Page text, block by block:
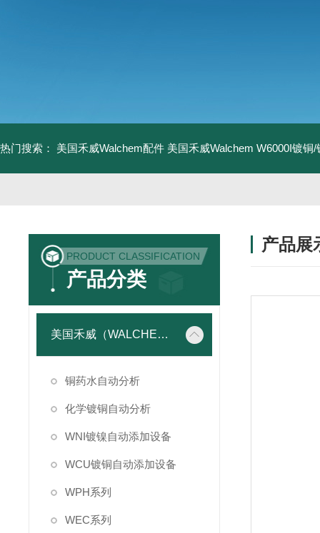
热门搜索： 美国禾威Walchem配件 美国禾威Walchem W6000I镀铜
PRODUCT CLASSIFICATION
产品分类
美国禾威（WALCHEM）自动添加控制器
铜药水自动分析
化学镀铜自动分析
WNI镀镍自动添加设备
WCU镀铜自动添加设备
WPH系列
WEC系列
产品展